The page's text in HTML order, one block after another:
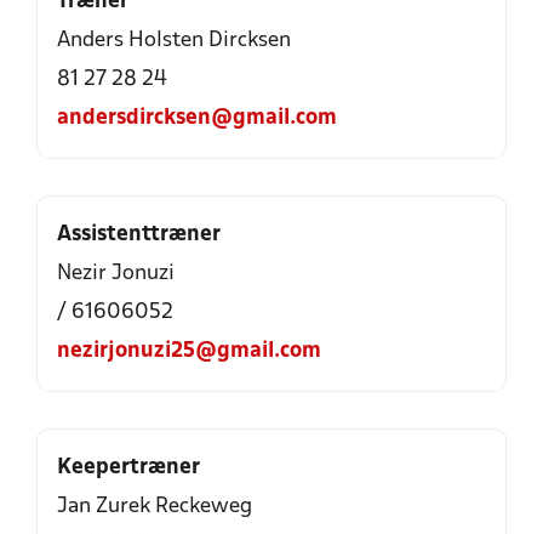
Anders Holsten Dircksen
81 27 28 24
andersdircksen@gmail.com
Assistenttræner
Nezir Jonuzi
/ 61606052
nezirjonuzi25@gmail.com
Keepertræner
Jan Zurek Reckeweg